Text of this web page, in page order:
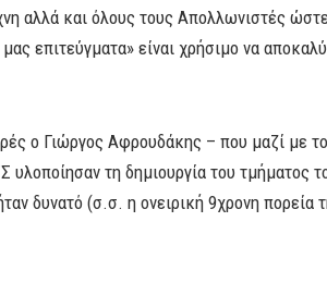
αλλά και όλους τους Απολλωνιστές
μας επιτεύγματα» είναι χρήσιμο να
ο Γιώργος Αφρουδάκης – που μαζί με
υλοποίησαν τη δημιουργία του τμήματος
δυνατό (σ.σ. η ονειρική 9χρονη